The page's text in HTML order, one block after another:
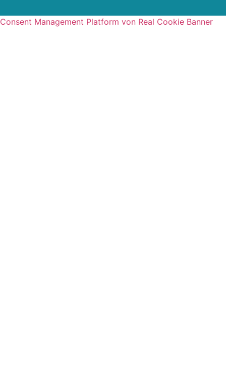
Consent Management Platform von Real Cookie Banner